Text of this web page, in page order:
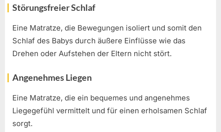
Störungsfreier Schlaf
Eine Matratze, die Bewegungen isoliert und somit den
Schlaf des Babys durch äußere Einflüsse wie das
Drehen oder Aufstehen der Eltern nicht stört.
Angenehmes Liegen
Eine Matratze, die ein bequemes und angenehmes
Liegegefühl vermittelt und für einen erholsamen Schlaf
sorgt.